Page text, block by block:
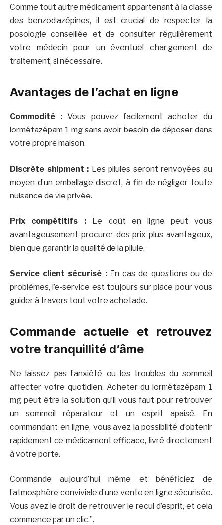
Comme tout autre médicament appartenant à la classe
des benzodiazépines, il est crucial de respecter la
posologie conseillée et de consulter régulièrement
votre médecin pour un éventuel changement de
traitement, si nécessaire.
Avantages de l’achat en ligne
Commodité : Vous pouvez facilement acheter du
lormétazépam 1 mg sans avoir besoin de déposer dans
votre propre maison.
Discrète shipment : Les pilules seront renvoyées au
moyen d’un emballage discret, à fin de négliger toute
nuisance de vie privée.
Prix compétitifs :Le coût en ligne peut vous
avantageusement procurer des prix plus avantageux,
bien que garantir la qualité de la pilule.
Service client sécurisé :En cas de questions ou de
problèmes, l’e-service est toujours sur place pour vous
guider à travers tout votre achetade.
Commande actuelle et retrouvez
votre tranquillité d’âme
Ne laissez pas l’anxiété ou les troubles du sommeil
affecter votre quotidien. Acheter du lormétazépam 1
mg peut être la solution qu’il vous faut pour retrouver
un sommeil réparateur et un esprit apaisé. En
commandant en ligne, vous avez la possibilité d’obtenir
rapidement ce médicament efficace, livré directement
à votre porte.
Commande aujourd’hui même et bénéficiez de
l’atmosphère conviviale d’une vente en ligne sécurisée.
Vous avez le droit de retrouver le recul d’esprit, et cela
commence par un clic.”.